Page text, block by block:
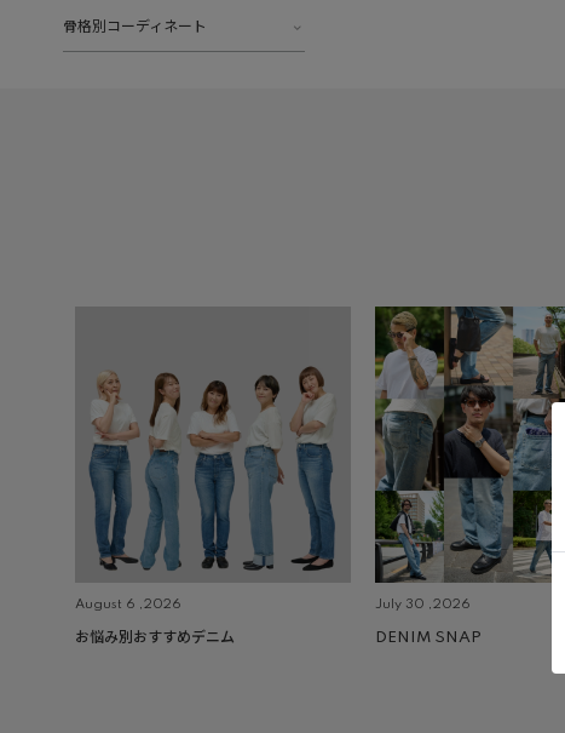
骨格別コーディネート
August 6 ,2026
お悩み別おすすめデニム
July 30 ,2026
DENIM SNAP